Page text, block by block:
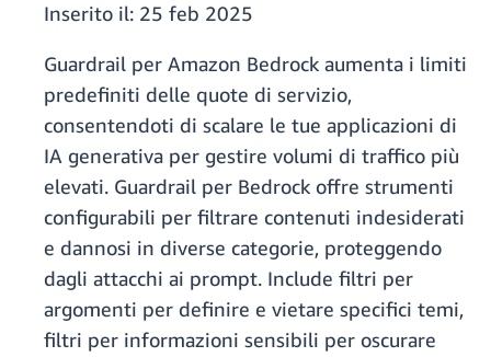
Inserito il: 25 feb 2025
Guardrail per Amazon Bedrock aumenta i limiti
predefiniti delle quote di servizio,
consentendoti di scalare le tue applicazioni di
IA generativa per gestire volumi di traffico più
elevati. Guardrail per Bedrock offre strumenti
configurabili per filtrare contenuti indesiderati
e dannosi in diverse categorie, proteggendo
dagli attacchi ai prompt. Include filtri per
argomenti per definire e vietare specifici temi,
filtri per informazioni sensibili per oscurare